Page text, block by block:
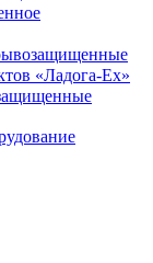
«Ладога-Ex»